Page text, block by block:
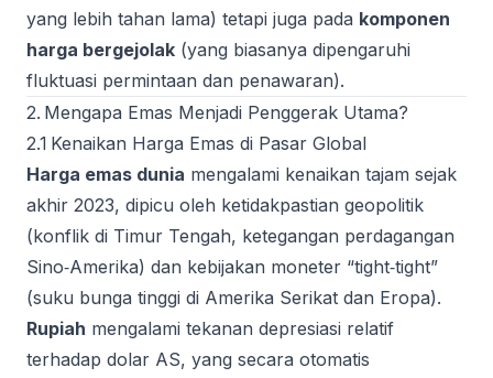
yang lebih tahan lama) tetapi juga pada komponen
harga bergejolak (yang biasanya dipengaruhi
fluktuasi permintaan dan penawaran).
2. Mengapa Emas Menjadi Penggerak Utama?
2.1 Kenaikan Harga Emas di Pasar Global
Harga emas dunia mengalami kenaikan tajam sejak
akhir 2023, dipicu oleh ketidakpastian geopolitik
(konflik di Timur Tengah, ketegangan perdagangan
Sino‑Amerika) dan kebijakan moneter “tight‑tight”
(suku bunga tinggi di Amerika Serikat dan Eropa).
Rupiah mengalami tekanan depresiasi relatif
terhadap dolar AS, yang secara otomatis